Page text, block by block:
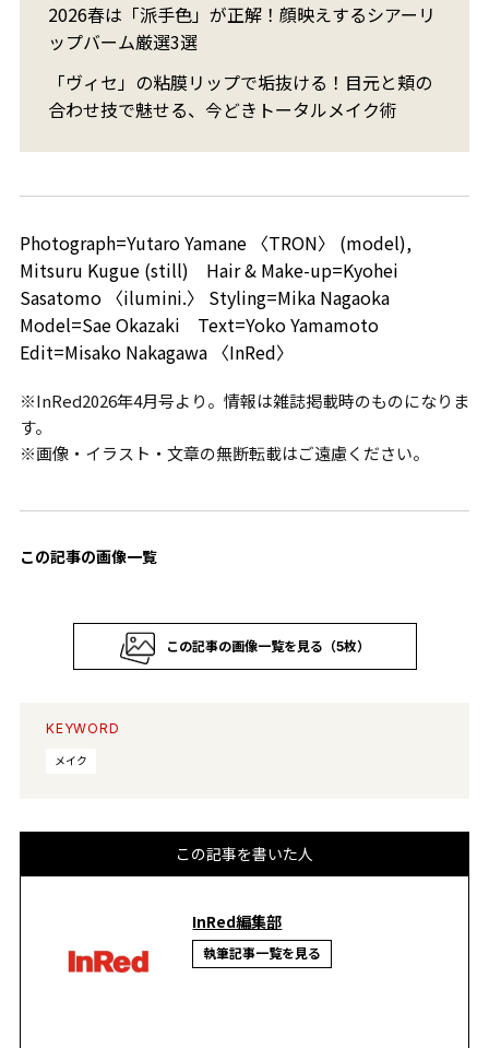
2026春は「派手色」が正解！顔映えするシアーリ
ップバーム厳選3選
「ヴィセ」の粘膜リップで垢抜ける！目元と頬の
合わせ技で魅せる、今どきトータルメイク術
Photograph=Yutaro Yamane 〈TRON〉 (model),
Mitsuru Kugue (still) Hair & Make-up=Kyohei
Sasatomo 〈ilumini.〉 Styling=Mika Nagaoka
Model=Sae Okazaki Text=Yoko Yamamoto
Edit=Misako Nakagawa 〈InRed〉
※InRed2026年4月号より。情報は雑誌掲載時のものになりま
す。
※画像・イラスト・文章の無断転載はご遠慮ください。
この記事の画像一覧
この記事の画像一覧を見る（5枚）
KEYWORD
メイク
この記事を書いた人
InRed編集部
執筆記事一覧を見る